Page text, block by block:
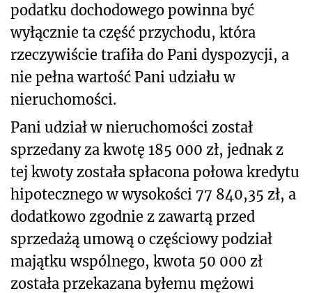
podatku dochodowego powinna być
wyłącznie ta część przychodu, która
rzeczywiście trafiła do Pani dyspozycji, a
nie pełna wartość Pani udziału w
nieruchomości.
Pani udział w nieruchomości został
sprzedany za kwotę 185 000 zł, jednak z
tej kwoty została spłacona połowa kredytu
hipotecznego w wysokości 77 840,35 zł, a
dodatkowo zgodnie z zawartą przed
sprzedażą umową o częściowy podział
majątku wspólnego, kwota 50 000 zł
została przekazana byłemu mężowi